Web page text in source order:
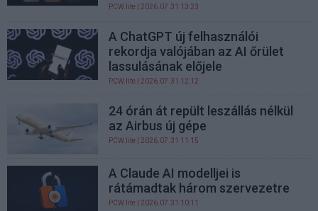
PCW.lite | 2026.07.31 13:23
A ChatGPT új felhasználói
rekordja valójában az AI őrület
lassulásának előjele
PCW.lite | 2026.07.31 12:12
24 órán át repült leszállás nélkül
az Airbus új gépe
PCW.lite | 2026.07.31 11:15
A Claude AI modelljei is
rátámadtak három szervezetre
PCW.lite | 2026.07.31 10:11